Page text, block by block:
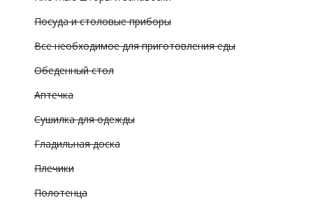
Посуда и столовые приборы
Все необходимое для приготовления еды
Обеденный стол
Аптечка
Сушилка для одежды
Гладильная доска
Плечики
Полотенца